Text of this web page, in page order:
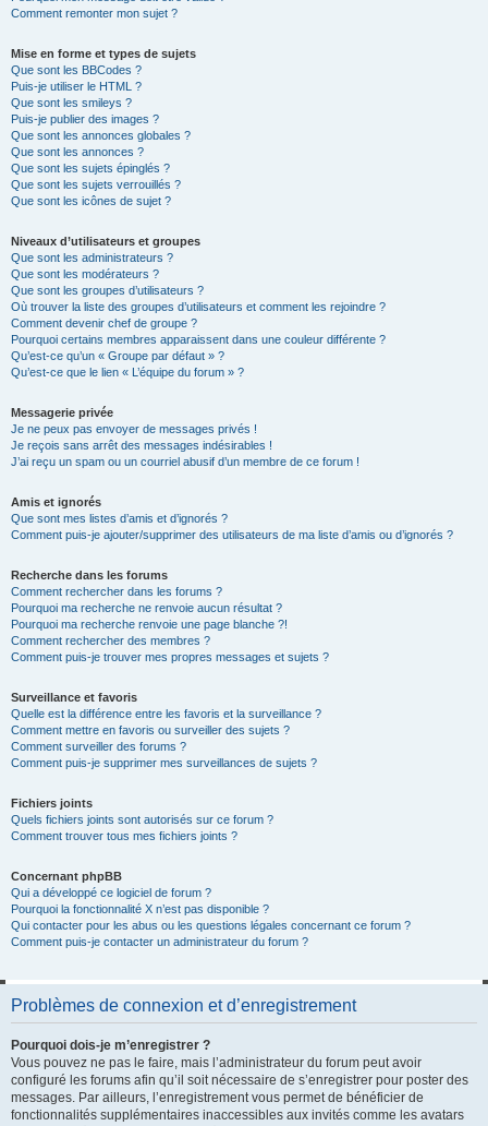
Comment remonter mon sujet ?
Mise en forme et types de sujets
Que sont les BBCodes ?
Puis-je utiliser le HTML ?
Que sont les smileys ?
Puis-je publier des images ?
Que sont les annonces globales ?
Que sont les annonces ?
Que sont les sujets épinglés ?
Que sont les sujets verrouillés ?
Que sont les icônes de sujet ?
Niveaux d’utilisateurs et groupes
Que sont les administrateurs ?
Que sont les modérateurs ?
Que sont les groupes d’utilisateurs ?
Où trouver la liste des groupes d’utilisateurs et comment les rejoindre ?
Comment devenir chef de groupe ?
Pourquoi certains membres apparaissent dans une couleur différente ?
Qu’est-ce qu’un « Groupe par défaut » ?
Qu’est-ce que le lien « L’équipe du forum » ?
Messagerie privée
Je ne peux pas envoyer de messages privés !
Je reçois sans arrêt des messages indésirables !
J’ai reçu un spam ou un courriel abusif d’un membre de ce forum !
Amis et ignorés
Que sont mes listes d’amis et d’ignorés ?
Comment puis-je ajouter/supprimer des utilisateurs de ma liste d’amis ou d’ignorés ?
Recherche dans les forums
Comment rechercher dans les forums ?
Pourquoi ma recherche ne renvoie aucun résultat ?
Pourquoi ma recherche renvoie une page blanche ?!
Comment rechercher des membres ?
Comment puis-je trouver mes propres messages et sujets ?
Surveillance et favoris
Quelle est la différence entre les favoris et la surveillance ?
Comment mettre en favoris ou surveiller des sujets ?
Comment surveiller des forums ?
Comment puis-je supprimer mes surveillances de sujets ?
Fichiers joints
Quels fichiers joints sont autorisés sur ce forum ?
Comment trouver tous mes fichiers joints ?
Concernant phpBB
Qui a développé ce logiciel de forum ?
Pourquoi la fonctionnalité X n’est pas disponible ?
Qui contacter pour les abus ou les questions légales concernant ce forum ?
Comment puis-je contacter un administrateur du forum ?
Problèmes de connexion et d’enregistrement
Pourquoi dois-je m’enregistrer ?
Vous pouvez ne pas le faire, mais l’administrateur du forum peut avoir
configuré les forums afin qu’il soit nécessaire de s’enregistrer pour poster des
messages. Par ailleurs, l’enregistrement vous permet de bénéficier de
fonctionnalités supplémentaires inaccessibles aux invités comme les avatars